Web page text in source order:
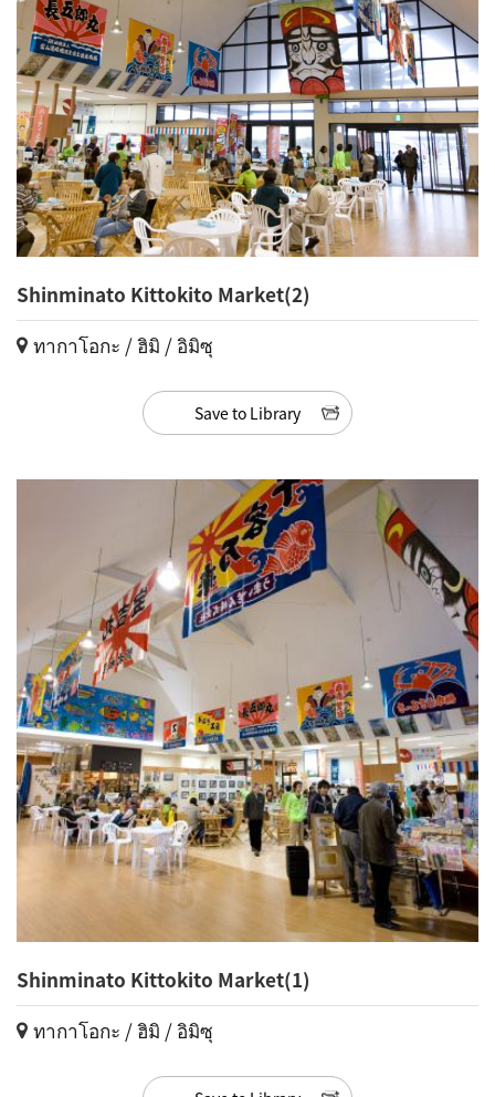
Shinminato Kittokito Market(2)
ทากาโอกะ / ฮิมิ / อิมิซุ
Save to Library
Shinminato Kittokito Market(1)
ทากาโอกะ / ฮิมิ / อิมิซุ